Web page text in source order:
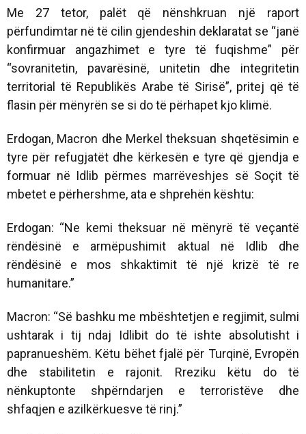
Me 27 tetor, palët që nënshkruan një raport
përfundimtar në të cilin gjendeshin deklaratat se “janë
konfirmuar angazhimet e tyre të fuqishme” për
“sovranitetin, pavarësinë, unitetin dhe integritetin
territorial të Republikës Arabe të Sirisë”, pritej që të
flasin për mënyrën se si do të përhapet kjo klimë.
Erdogan, Macron dhe Merkel theksuan shqetësimin e
tyre për refugjatët dhe kërkesën e tyre që gjendja e
formuar në Idlib përmes marrëveshjes së Soçit të
mbetet e përhershme, ata e shprehën kështu:
Erdogan: “Ne kemi theksuar në mënyrë të veçantë
rëndësinë e armëpushimit aktual në Idlib dhe
rëndësinë e mos shkaktimit të një krizë të re
humanitare.”
Macron: “Së bashku me mbështetjen e regjimit, sulmi
ushtarak i tij ndaj Idlibit do të ishte absolutisht i
papranueshëm. Këtu bëhet fjalë për Turqinë, Evropën
dhe stabilitetin e rajonit. Rreziku këtu do të
nënkuptonte shpërndarjen e terroristëve dhe
shfaqjen e azilkërkuesve të rinj.”